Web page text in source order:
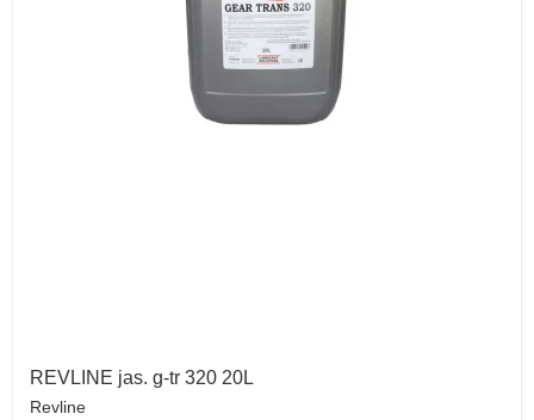
REVLINE jas. g-tr 320 20L
Revline